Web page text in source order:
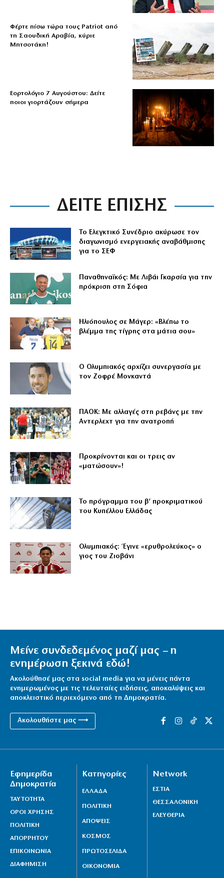
Φέρτε πίσω τώρα τους Patriot από
τη Σαουδική Αραβία, κύριε
Μητσοτάκη!
Εορτολόγιο 7 Αυγούστου: Δείτε
ποιοι γιορτάζουν σήμερα
ΔΕΙΤΕ ΕΠΙΣΗΣ
Το Ελεγκτικό Συνέδριο ακύρωσε τον
διαγωνισμό ενεργειακής αναβάθμισης
για το ΣΕΦ
Παναθηναϊκός: Με Λιβάι Γκαρσία για την
πρόκριση στη Σόφια
Ηλιόπουλος σε Μάγερ: «Βλέπω το
βλέμμα της τίγρης στα μάτια σου»
Ο Ολυμπιακός αρχίζει συνεργασία με
τον Ζοφρέ Μονκαντά
ΠΑΟΚ: Με αλλαγές στη ρεβάνς με την
Αντερλεχτ για την ανατροπή
Προκρίνονται και οι τρεις αν
«ματώσουν»!
Το πρόγραμμα του β’ προκριματικού
του Κυπέλλου Ελλάδας
Ολυμπιακός: Έγινε «ερυθρολεύκος» ο
γιος του Ζιοβάνι
Μείνε συνδεδεμένος μαζί μας – η
ενημέρωση ξεκινά εδώ!
Ακολούθησέ μας στα social media για να μένεις πάντα
ενημερωμένος με τις τελευταίες ειδήσεις, αποκαλύψεις και
αποκλειστικό περιεχόμενο από τη Δημοκρατία.
Ακολουθήστε μας ⟶
Εφημερίδα
Δημοκρατία
ΤΑΥΤΟΤΗΤΑ
ΟΡΟΙ ΧΡΗΣΗΣ
ΠΟΛΙΤΙΚΗ
ΑΠΟΡΡΗΤΟΥ
ΕΠΙΚΟΙΝΩΝΙΑ
ΔΙΑΦΗΜΙΣΗ
Κατηγορίες
ΕΛΛΑΔΑ
ΠΟΛΙΤΙΚΗ
ΑΠΟΨΕΙΣ
ΚΟΣΜΟΣ
ΠΡΩΤΟΣΕΛΙΔΑ
ΟΙΚΟΝΟΜΙΑ
Network
ΕΣΤΙΑ
ΘΕΣΣΑΛΟΝΙΚΗ
ΕΛΕΥΘΕΡΙΑ